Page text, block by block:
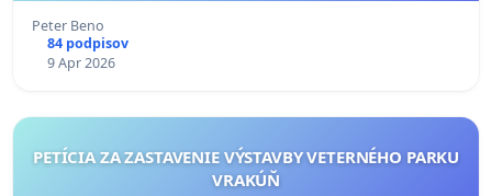
Peter Beno
84 podpisov
9 Apr 2026
PETÍCIA ZA ZASTAVENIE VÝSTAVBY VETERNÉHO PARKU
VRAKÚŇ